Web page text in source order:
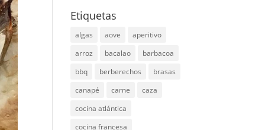
Etiquetas
algas aove
aperitivo
arroz
bacalao
barbacoa
bbq
berberechos
brasas
canapé
carne
caza
cocina atlántica
cocina francesa